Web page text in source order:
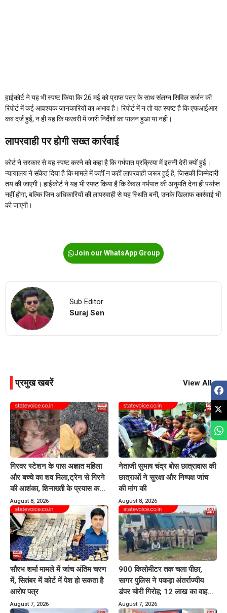
हाईकोर्ट ने यह भी स्पष्ट किया कि 26 मई को प्राप्त पत्र के साथ संलग्न सिविल सर्जन की
रिपोर्ट में कई आवश्यक जानकारियों का अभाव है। रिपोर्ट में न तो यह स्पष्ट है कि एफआईआर
कब दर्ज हुई, न ही यह कि फरवरी में जारी निर्देशों का पालन हुआ या नहीं।
लापरवाही पर होगी सख्त कार्रवाई
कोर्ट ने सरकार से यह स्पष्ट करने को कहा है कि गर्भपात प्रक्रिया में इतनी देरी क्यों हुई।
न्यायालय ने संकेत दिया है कि मामले में कहीं न कहीं लापरवाही जरूर हुई है, जिसकी जिम्मेदारी
तय की जाएगी। हाईकोर्ट ने यह भी स्पष्ट किया है कि केवल गर्भपात की अनुमति देना ही पर्याप्त
नहीं होगा, बल्कि जिन अधिकारियों की लापरवाही से यह स्थिति बनी, उनके खिलाफ कार्रवाई भी
की जाएगी।
Join our WhatsApp Group
Sub Editor
Suraj Sen
प्रमुख खबरें View All
गिरवर स्टेशन के पास अज्ञात महिला
और बच्चे का शव मिला,ट्रेन से गिरने
की आशंका, शिनाख्ती के प्रयास कर
रही पुलिस
August 8, 2026
नेताजी सुभाष चंद्र बोस छात्रावास की
छात्राओं ने सुरक्षा और निष्पक्ष जांच
की मांग की
August 8, 2026
सौरभ शर्मा मामले में जांच अंतिम चरण
में, सितंबर में कोर्ट में पेश हो सकता है
आरोप पत्र
August 7, 2026
900 किलोमीटर तक चला पीछा,
सागर पुलिस ने पकड़ा अंतर्राज्यीय
डंपर चोरी गिरोह; 12 लाख का वाहन
बरामद
August 7, 2026